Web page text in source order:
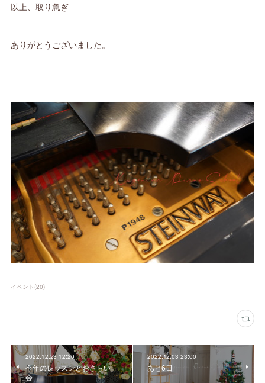
以上、取り急ぎ
ありがとうございました。
イベント (20)
2022.12.23 12:20
今年のレッスンとおさらい
会
2022.12.03 23:00
あと6日